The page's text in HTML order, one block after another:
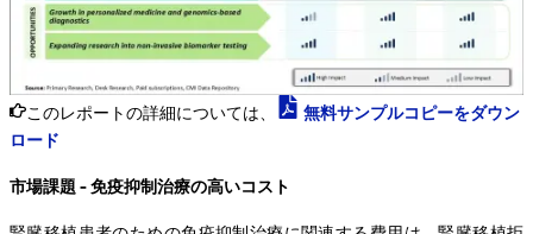
このレポートの詳細については、
無料サンプルコピーをダウン
ロード
市場課題 - 免疫抑制治療の高いコスト